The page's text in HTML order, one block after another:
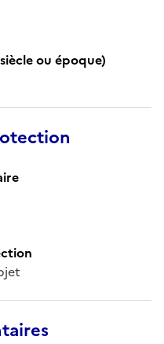
ou époque)